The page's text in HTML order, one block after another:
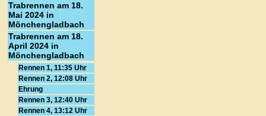
Trabrennen am 18.
Mai 2024 in
Mönchengladbach
Trabrennen am 18.
April 2024 in
Mönchengladbach
Rennen 1, 11:35 Uhr
Rennen 2, 12:08 Uhr
Ehrung
Rennen 3, 12:40 Uhr
Rennen 4, 13:12 Uhr